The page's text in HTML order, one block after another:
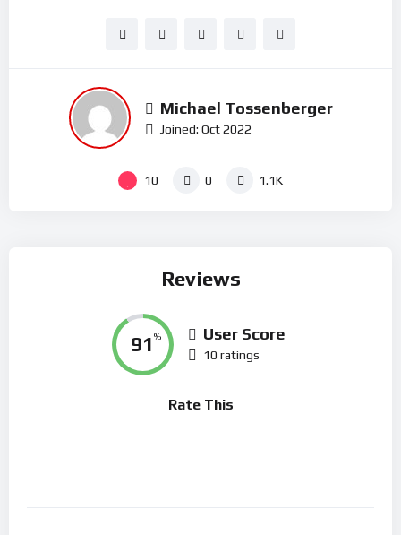
Michael Tossenberger
Joined: Oct 2022
10 0 1.1K
Reviews
91 % User Score
10 ratings
Rate This